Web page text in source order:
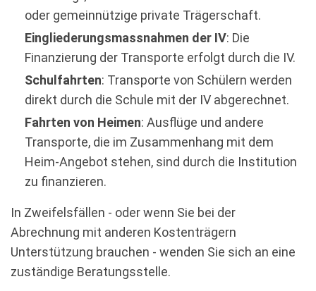
oder gemeinnützige private Trägerschaft.
Eingliederungsmassnahmen der IV: Die
Finanzierung der Transporte erfolgt durch die IV.
Schulfahrten: Transporte von Schülern werden
direkt durch die Schule mit der IV abgerechnet.
Fahrten von Heimen: Ausflüge und andere
Transporte, die im Zusammenhang mit dem
Heim-Angebot stehen, sind durch die Institution
zu finanzieren.
In Zweifelsfällen - oder wenn Sie bei der
Abrechnung mit anderen Kostenträgern
Unterstützung brauchen - wenden Sie sich an eine
zuständige Beratungsstelle.